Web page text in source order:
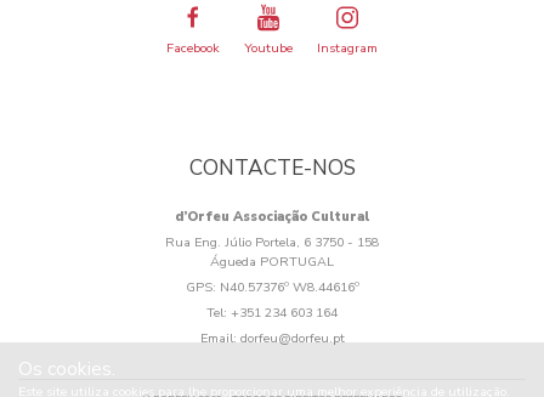
Os cookies.
Este site utiliza cookies para lhe proporcionar uma melhor experiência de utilização.
Facebook Youtube Instagram
CONTACTE-NOS
d’Orfeu Associação Cultural
Rua Eng. Júlio Portela, 6 3750 - 158
Águeda PORTUGAL
GPS: N40.57376º W8.44616º
Tel: +351 234 603 164
Email:dorfeu@dorfeu.pt